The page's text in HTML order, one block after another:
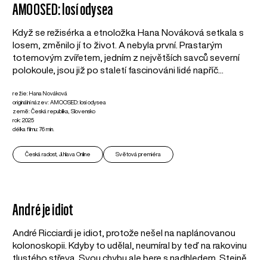
AMOOSED: losí odysea
Když se režisérka a etnoložka Hana Nováková setkala s
losem, změnilo jí to život. A nebyla první. Prastarým
totemovým zvířetem, jedním z největších savců severní
polokoule, jsou již po staletí fascinováni lidé napříč...
režie: Hana Nováková
originální název: AMOOSED: losí odysea
země: Česká republika, Slovensko
rok: 2025
délka filmu: 76 min.
Česká radost, Ji.hlava Online Světová premiéra
André je idiot
André Ricciardi je idiot, protože nešel na naplánovanou
kolonoskopii. Kdyby to udělal, neumíral by teď na rakovinu
tlustého střeva. Svou chybu ale bere s nadhledem. Stejně